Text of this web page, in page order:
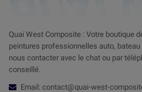
Quai West Composite : Votre boutique
peintures professionnelles auto,
nous contacter avec le chat ou par
conseillé.
Email: contact@quai-west-